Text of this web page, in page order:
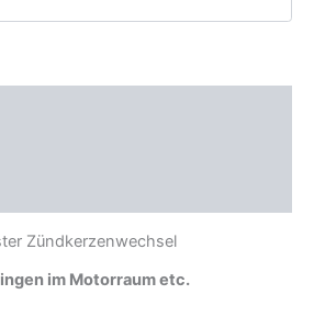
Zündkerzenwechsel
im Motorraum etc.